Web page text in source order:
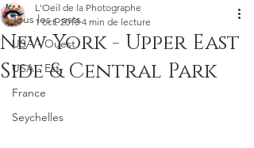
Tous les posts
USA - Ouest
USA - Est
France
Seychelles
New York - Upper East
Side & Central Park
L'Oeil de la Photographe
1 oct. 2018 4 min de lecture